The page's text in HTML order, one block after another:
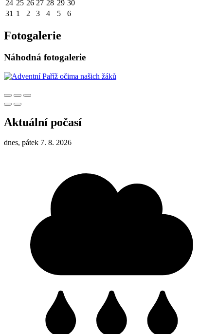
24 25 26 27 28 29 30
31 1 2 3 4 5 6
Fotogalerie
Náhodná fotogalerie
Aktuální počasí
dnes, pátek 7. 8. 2026